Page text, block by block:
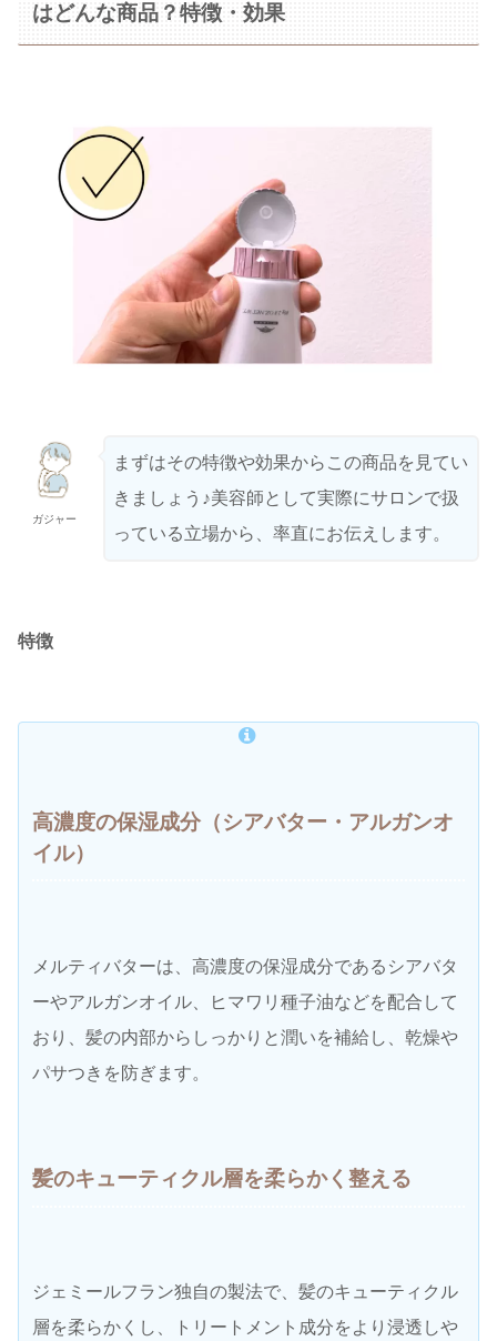
はどんな商品？特徴・効果
ガジャー
まずはその特徴や効果からこの商品を見てい
きましょう♪美容師として実際にサロンで扱
っている立場から、率直にお伝えします。
特徴
高濃度の保湿成分（シアバター・アルガンオ
イル）
メルティバターは、高濃度の保湿成分であるシアバタ
ーやアルガンオイル、ヒマワリ種子油などを配合して
おり、髪の内部からしっかりと潤いを補給し、乾燥や
パサつきを防ぎます。
髪のキューティクル層を柔らかく整える
ジェミールフラン独自の製法で、髪のキューティクル
層を柔らかくし、トリートメント成分をより浸透しや